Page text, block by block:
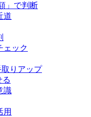
」で判断
道
ェック
りアップ
る
識
用